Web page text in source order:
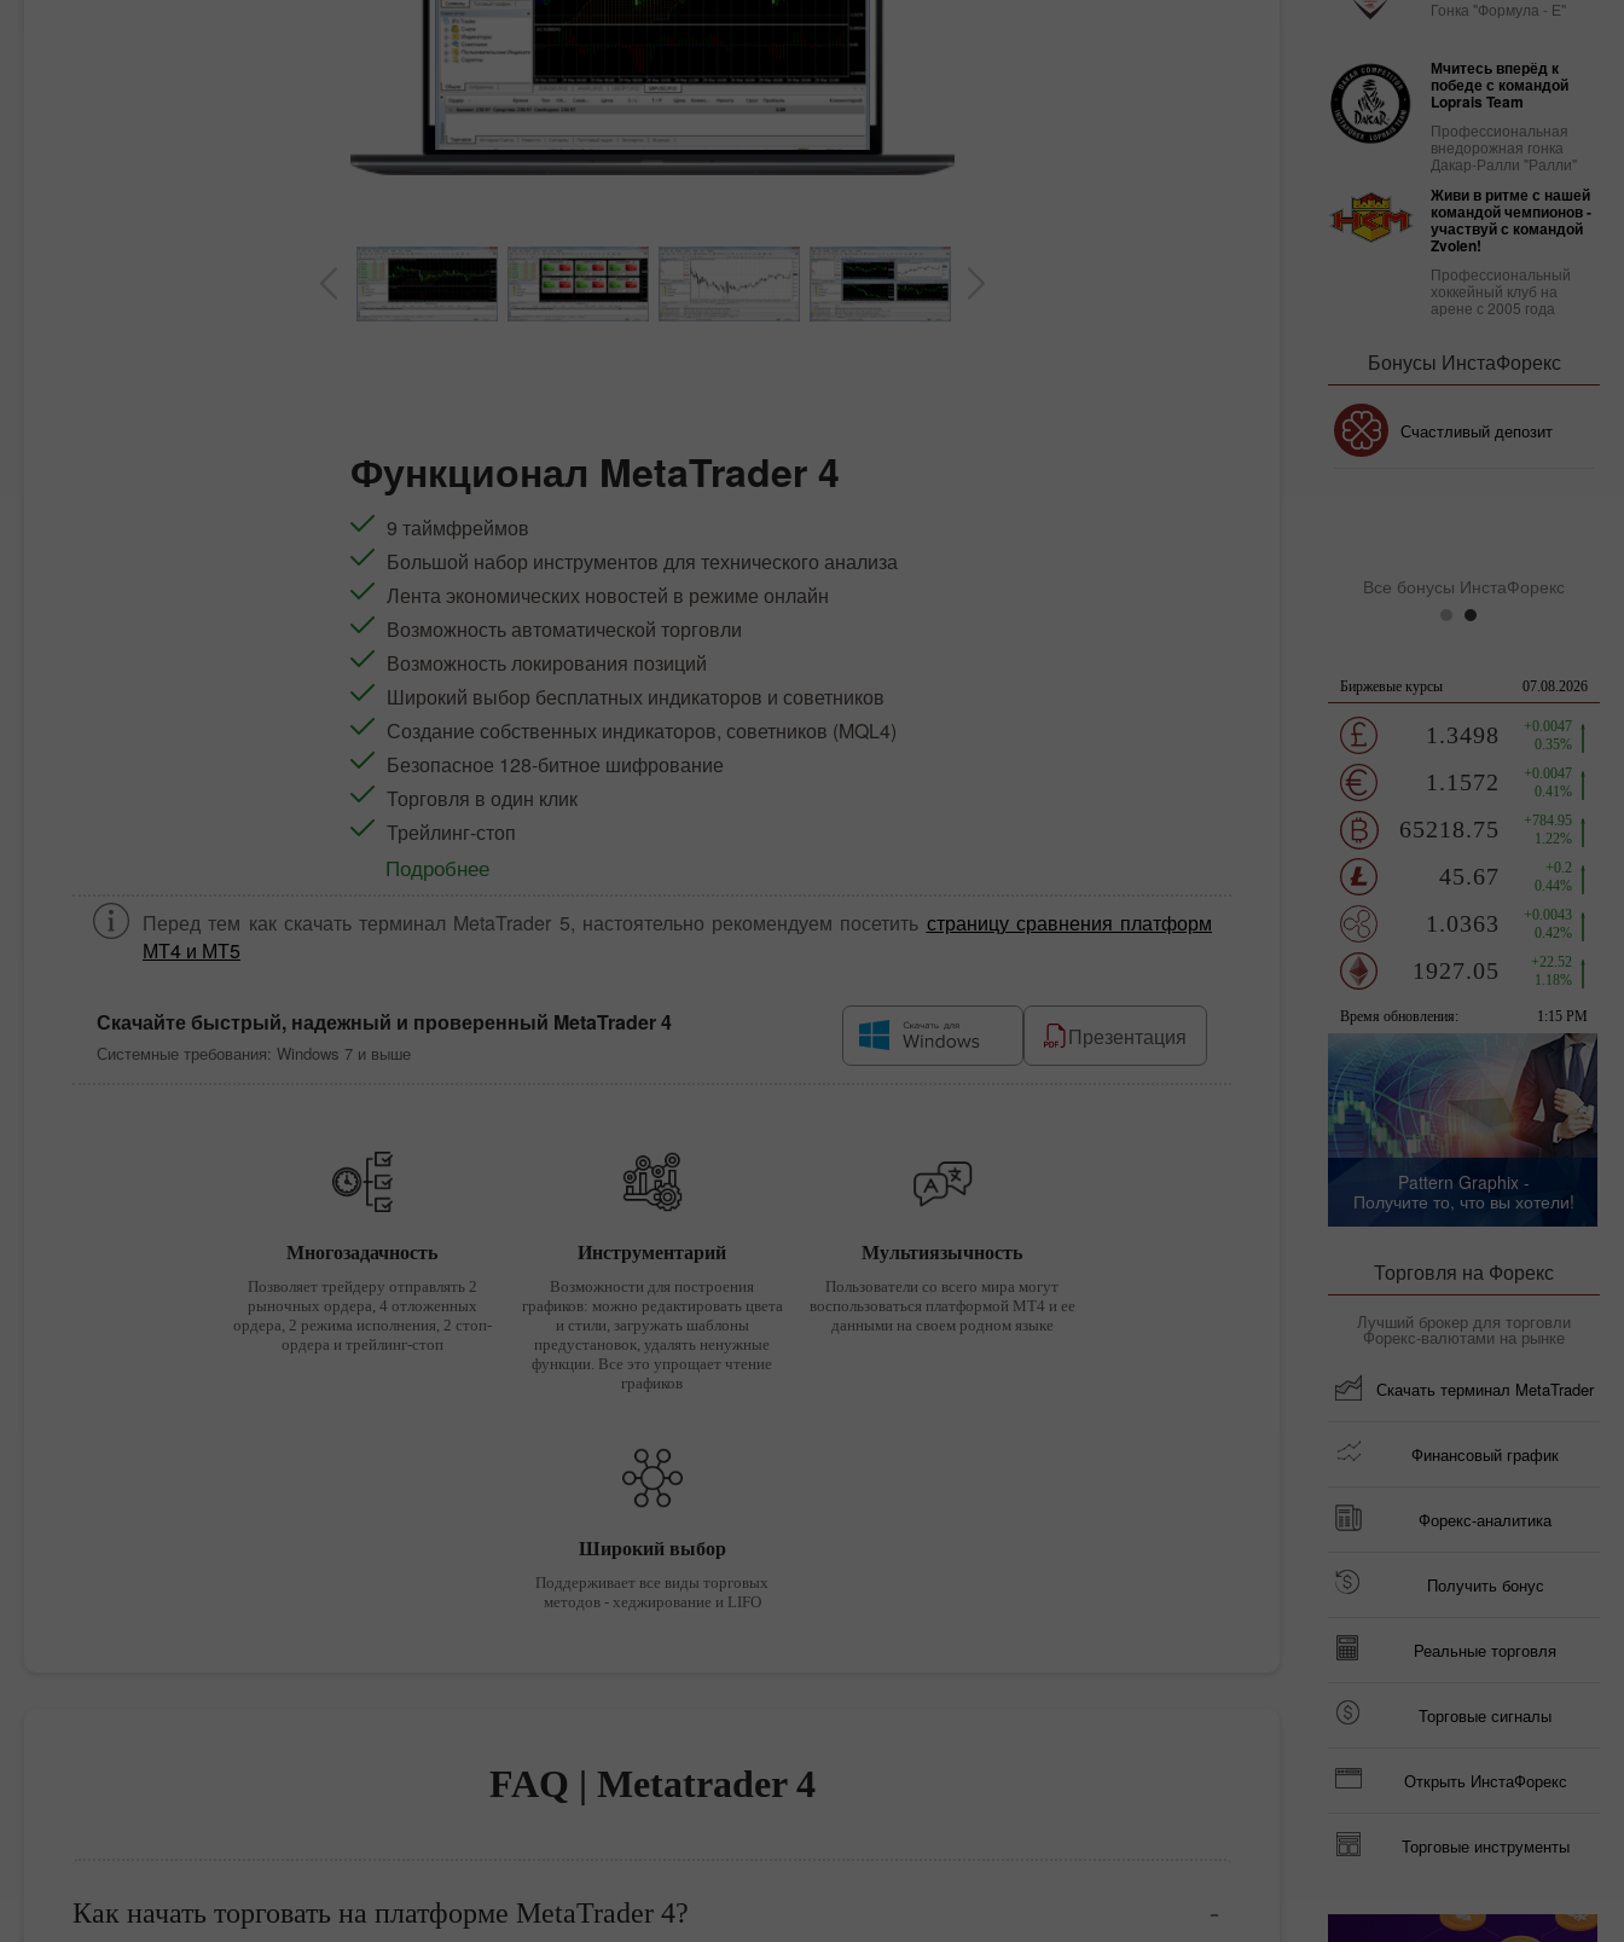
Функционал MetaTrader 4
9 таймфреймов
Большой набор инструментов для технического анализа
Лента экономических новостей в режиме онлайн
Возможность автоматической торговли
Возможность локирования позиций
Широкий выбор бесплатных индикаторов и советников
Создание собственных индикаторов, советников (MQL4)
Безопасное 128-битное шифрование
Торговля в один клик
Трейлинг-стоп
Подробнее
Перед тем как скачать терминал MetaTrader 5, настоятельно рекомендуем посетить страницу сравнения платформ
МТ4 и МТ5
Скачайте быстрый, надежный и проверенный MetaTrader 4
Системные требования: Windows 7 и выше
Презентация
Многозадачность
Позволяет трейдеру отправлять 2
рыночных ордера, 4 отложенных
ордера, 2 режима исполнения, 2 стоп-
ордера и трейлинг-стоп
Инструментарий
Возможности для построения
графиков: можно редактировать цвета
и стили, загружать шаблоны
предустановок, удалять ненужные
функции. Все это упрощает чтение
графиков
Мультиязычность
Пользователи со всего мира могут
воспользоваться платформой MT4 и ее
данными на своем родном языке
Широкий выбор
Поддерживает все виды торговых
методов - хеджирование и LIFO
FAQ | Metatrader 4
Как начать торговать на платформе MetaTrader 4?
Гонка "Формула - Е"
Мчитесь вперёд к
победе с командой
Loprais Team
Профессиональная
внедорожная гонка
Дакар-Ралли "Ралли"
Живи в ритме с нашей
командой чемпионов -
участвуй с командой
Zvolen!
Профессиональный
хоккейный клуб на
арене с 2005 года
Бонусы ИнстаФорекс
Счастливый депозит
Все бонусы ИнстаФорекс
Pattern Graphix -
Получите то, что вы хотели!
Торговля на Форекс
Лучший брокер для торговли
Форекс-валютами на рынке
Скачать терминал MetaTrader
Финансовый график
Форекс-аналитика
Получить бонус
Реальные торговля
Торговые сигналы
Открыть ИнстаФорекс
Торговые инструменты